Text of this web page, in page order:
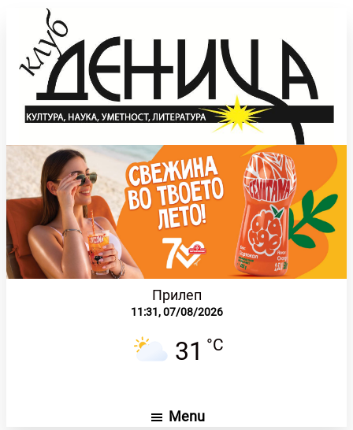
Прилеп
11:31,07/08/2026
31 °C
Menu